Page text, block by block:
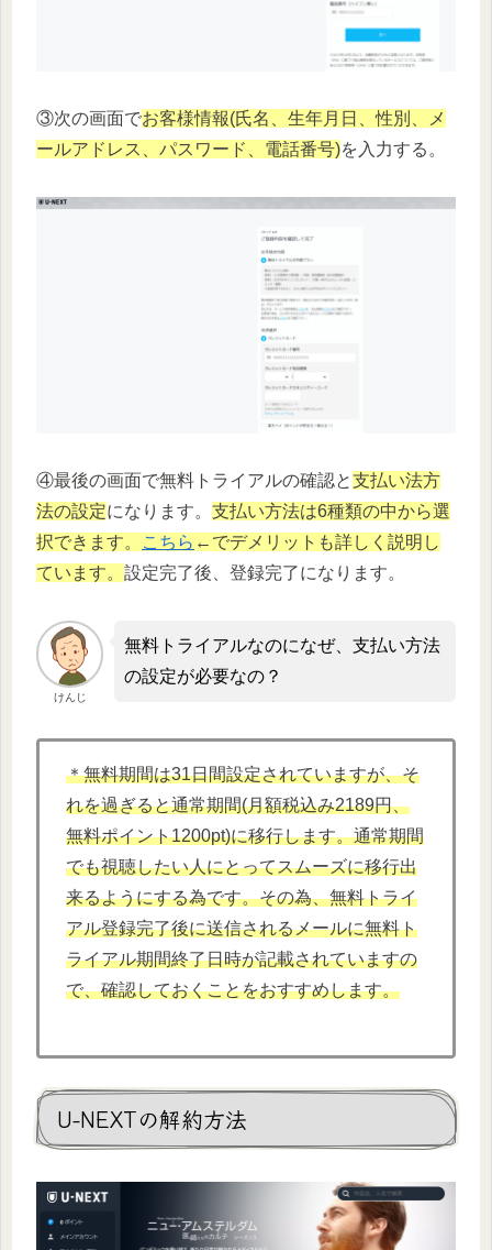
③次の画面でお客様情報(氏名、生年月日、性別、メ
ールアドレス、パスワード、電話番号)を入力する。
④最後の画面で無料トライアルの確認と支払い法方
法の設定になります。 支払い方法は6種類の中から選
択できます。
こちら ←でデメリットも詳しく説明し
ています。 設定完了後、登録完了になります。
けんじ
無料トライアルなのになぜ、支払い方法
の設定が必要なの？
＊無料期間は31日間設定されていますが、そ
れを過ぎると通常期間(月額税込み2189円、
無料ポイント1200pt)に移行します。通常期間
でも視聴したい人にとってスムーズに移行出
来るようにする為です。その為、無料トライ
アル登録完了後に送信されるメールに無料ト
ライアル期間終了日時が記載されていますの
で、確認しておくことをおすすめします。
U-NEXTの解約方法